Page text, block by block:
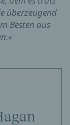
überzeugend
Besten aus